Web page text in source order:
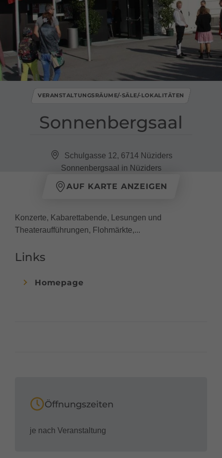
Sonnenbergsaal
VERANSTALTUNGSRÄUME/-SÄLE/-LOKALITÄTEN
Schulgasse 12, 6714 Nüziders
Sonnenbergsaal in Nüziders
AUF KARTE ANZEIGEN
Konzerte, Kabarettabende, Lesungen und
Theateraufführungen, Flohmärkte,...
Links
Homepage
Öffnungszeiten
je nach Veranstaltung